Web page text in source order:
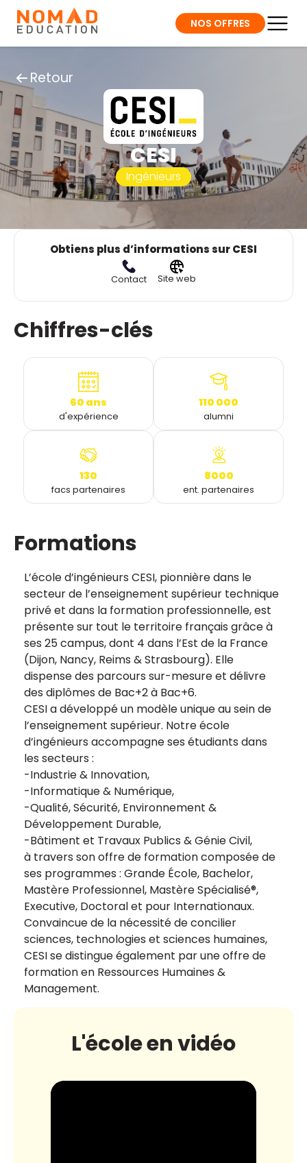
NOS OFFRES
CESI
Ingénieurs
Retour
Obtiens plus d’informations sur CESI
Contact Site web
Chiffres-clés
60 ans
d'expérience
110 000
alumni
130
facs partenaires
8000
ent. partenaires
Formations
L’école d’ingénieurs CESI, pionnière dans le
secteur de l’enseignement supérieur technique
privé et dans la formation professionnelle, est
présente sur tout le territoire français grâce à
ses 25 campus, dont 4 dans l’Est de la France
(Dijon, Nancy, Reims & Strasbourg). Elle
dispense des parcours sur-mesure et délivre
des diplômes de Bac+2 à Bac+6.
CESI a développé un modèle unique au sein de
l’enseignement supérieur. Notre école
d’ingénieurs accompagne ses étudiants dans
les secteurs :
-Industrie & Innovation,
-Informatique & Numérique,
-Qualité, Sécurité, Environnement &
Développement Durable,
-Bâtiment et Travaux Publics & Génie Civil,
à travers son offre de formation composée de
ses programmes : Grande École, Bachelor,
Mastère Professionnel, Mastère Spécialisé®,
Executive, Doctoral et pour Internationaux.
Convaincue de la nécessité de concilier
sciences, technologies et sciences humaines,
CESI se distingue également par une offre de
formation en Ressources Humaines &
Management.
L'école en vidéo